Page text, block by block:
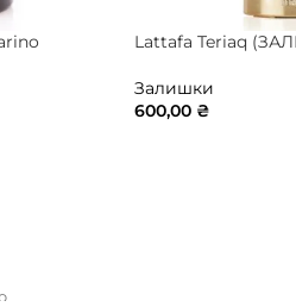
Lattafa Teriaq
Залишки
600,00 ₴